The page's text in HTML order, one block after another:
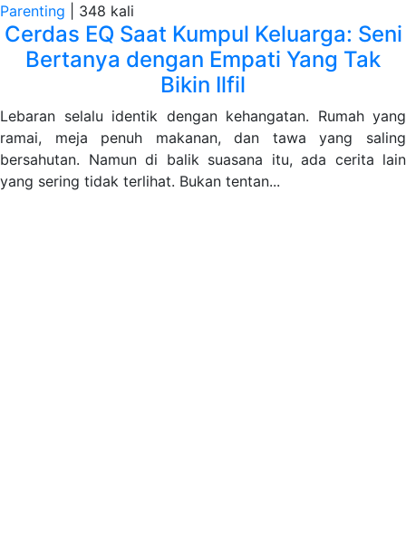
Parenting 348 kali
Cerdas EQ Saat Kumpul Keluarga: Seni
Bertanya dengan Empati Yang Tak
Bikin Ilfil
Lebaran selalu identik dengan kehangatan. Rumah yang
ramai, meja penuh makanan, dan tawa yang saling
bersahutan. Namun di balik suasana itu, ada cerita lain
yang sering tidak terlihat. Bukan tentan...